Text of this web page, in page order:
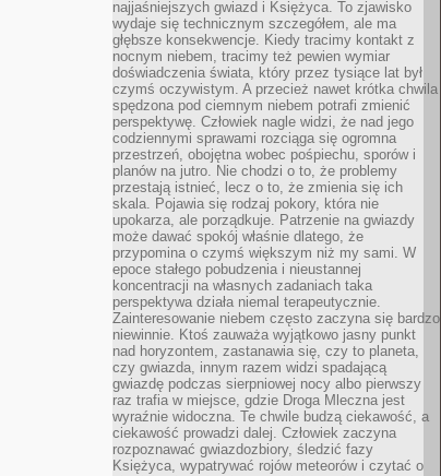
najjaśniejszych gwiazd i Księżyca. To zjawisko
wydaje się technicznym szczegółem, ale ma
głębsze konsekwencje. Kiedy tracimy kontakt z
nocnym niebem, tracimy też pewien wymiar
doświadczenia świata, który przez tysiące lat był
czymś oczywistym. A przecież nawet krótka chwila
spędzona pod ciemnym niebem potrafi zmienić
perspektywę. Człowiek nagle widzi, że nad jego
codziennymi sprawami rozciąga się ogromna
przestrzeń, obojętna wobec pośpiechu, sporów i
planów na jutro. Nie chodzi o to, że problemy
przestają istnieć, lecz o to, że zmienia się ich
skala. Pojawia się rodzaj pokory, która nie
upokarza, ale porządkuje. Patrzenie na gwiazdy
może dawać spokój właśnie dlatego, że
przypomina o czymś większym niż my sami. W
epoce stałego pobudzenia i nieustannej
koncentracji na własnych zadaniach taka
perspektywa działa niemal terapeutycznie.
Zainteresowanie niebem często zaczyna się bardzo
niewinnie. Ktoś zauważa wyjątkowo jasny punkt
nad horyzontem, zastanawia się, czy to planeta,
czy gwiazda, innym razem widzi spadającą
gwiazdę podczas sierpniowej nocy albo pierwszy
raz trafia w miejsce, gdzie Droga Mleczna jest
wyraźnie widoczna. Te chwile budzą ciekawość, a
ciekawość prowadzi dalej. Człowiek zaczyna
rozpoznawać gwiazdozbiory, śledzić fazy
Księżyca, wypatrywać rojów meteorów i czytać o